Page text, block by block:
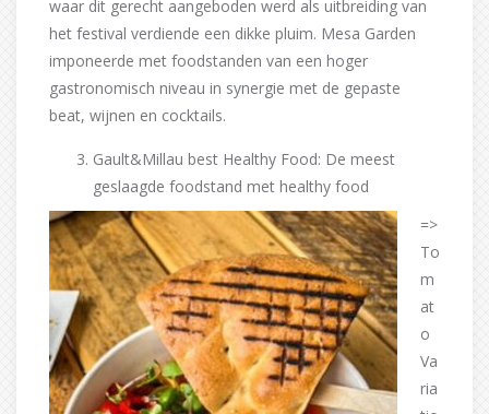
waar dit gerecht aangeboden werd als uitbreiding van
het festival verdiende een dikke pluim. Mesa Garden
imponeerde met foodstanden van een hoger
gastronomisch niveau in synergie met de gepaste
beat, wijnen en cocktails.
Gault&Millau best Healthy Food: De meest
geslaagde foodstand met healthy food
=>
To
m
at
o
Va
ria